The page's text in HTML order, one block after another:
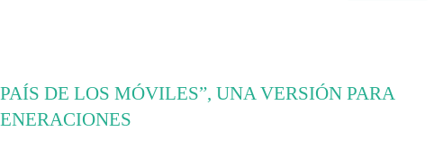
DE LOS MÓVILES”, UNA VERSIÓN PARA